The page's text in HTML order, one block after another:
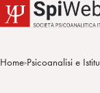
Home>Psicoanalisi e